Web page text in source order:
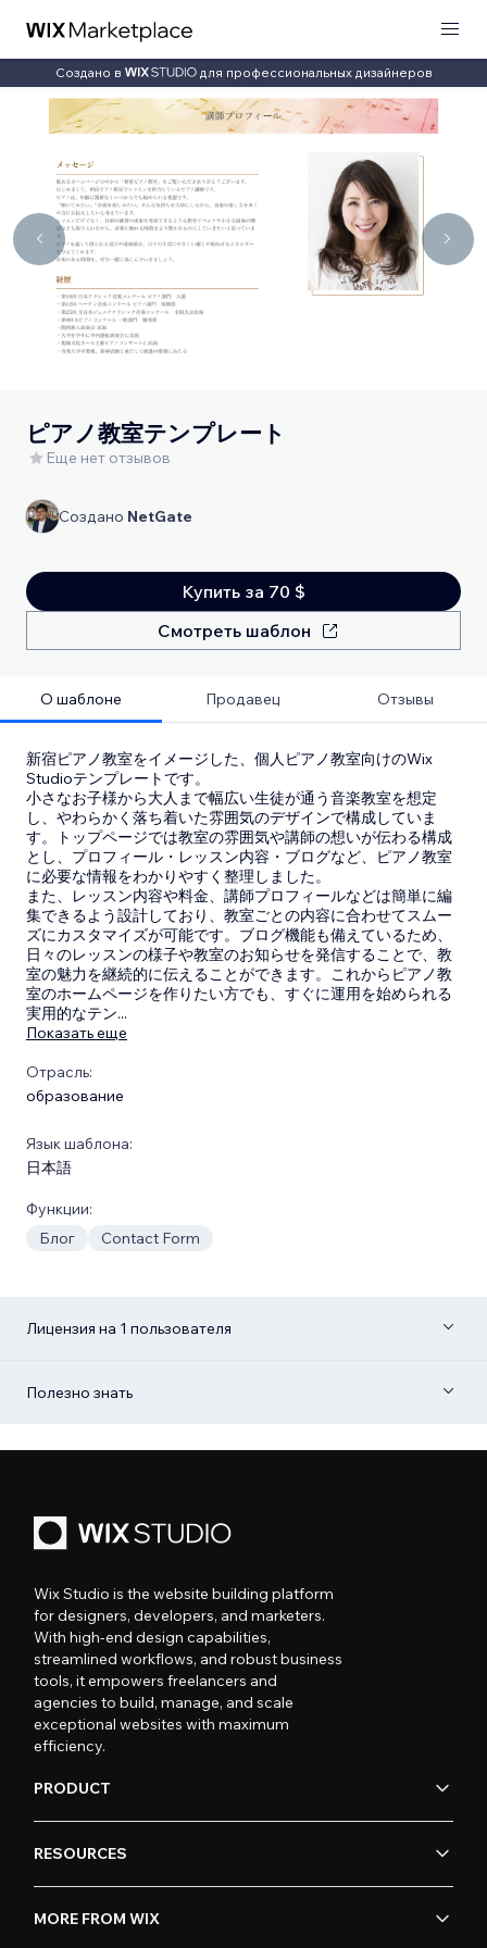
Создано в для профессиональных дизайнеров
ピアノ教室テンプレート
Еще нет отзывов
Создано NetGate
Купить за 70 $
Смотреть шаблон
О шаблоне Продавец Отзывы
新宿ピアノ教室をイメージした、個人ピアノ教室向けのWix
Studioテンプレートです。
小さなお子様から大人まで幅広い生徒が通う音楽教室を想定
し、やわらかく落ち着いた雰囲気のデザインで構成していま
す。トップページでは教室の雰囲気や講師の想いが伝わる構成
とし、プロフィール・レッスン内容・ブログなど、ピアノ教室
に必要な情報をわかりやすく整理しました。
また、レッスン内容や料金、講師プロフィールなどは簡単に編
集できるよう設計しており、教室ごとの内容に合わせてスムー
ズにカスタマイズが可能です。ブログ機能も備えているため、
日々のレッスンの様子や教室のお知らせを発信することで、教
室の魅力を継続的に伝えることができます。これからピアノ教
室のホームページを作りたい方でも、すぐに運用を始められる
実用的なテン...
Показать еще
Отрасль:
образование
Язык шаблона:
日本語
Функции:
Блог
Contact Form
Лицензия на 1 пользователя
Полезно знать
Wix Studio is the website building platform
for designers, developers, and marketers.
With high-end design capabilities,
streamlined workflows, and robust business
tools, it empowers freelancers and
agencies to build, manage, and scale
exceptional websites with maximum
efficiency.
PRODUCT
RESOURCES
MORE FROM WIX